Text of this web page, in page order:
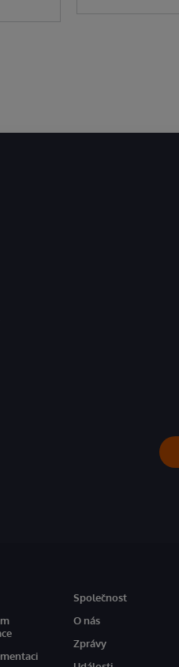
Společnost
O nás
Zprávy